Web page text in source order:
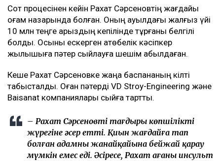
Сот процесінен кейін Рахат Сәрсеновтің жағдайы
қоғам назарында болған. Оның ауылдағы жалғыз үйі
10 млн теңге қарыздың кепілінде тұрғаны белгілі
болды. Осыны ескерген ақтөбелік кәсіпкер
жылқышыға пәтер сыйлауға шешім қабылдаған.
Кеше Рахат Сәрсеновке жаңа баспананың кілті
табысталды. Оған пәтерді VD Stroy-Engineering және
Baisanat компаниялары сыйға тартты.
– Рахат Сәрсеновтің тағдыры көпшіліктің
жүрегіне әсер етті. Қиын жағдайға тап
болған адамның жанайқайына бейжай қарау
мүмкін емес еді. Әсіресе, Рахат ағаның инсульт